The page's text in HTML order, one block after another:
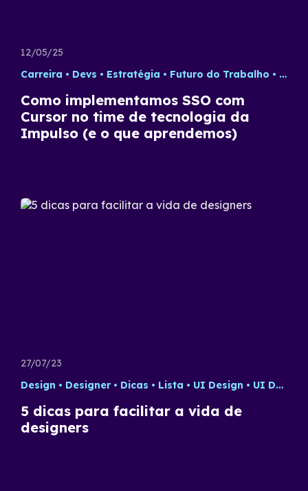
12/05/25
Carreira
Devs Estratégia Futuro do Trabalho
Como implementamos SSO com
Cursor no time de tecnologia da
Impulso (e o que aprendemos)
27/07/23
Design
Designer Dicas Lista UI Design UI Designer
5 dicas para facilitar a vida de
designers